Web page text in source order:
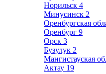
Норильск 4
Минусинск 2
Оренбургская
Оренбург 9
Орск 3
Бузулук 2
Мангистауская
Актау 19